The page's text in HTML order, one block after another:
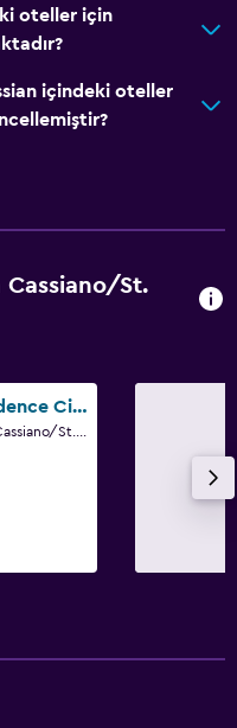
oteller için
içindeki oteller
St.
Wellness Residence Ciasa Antersies